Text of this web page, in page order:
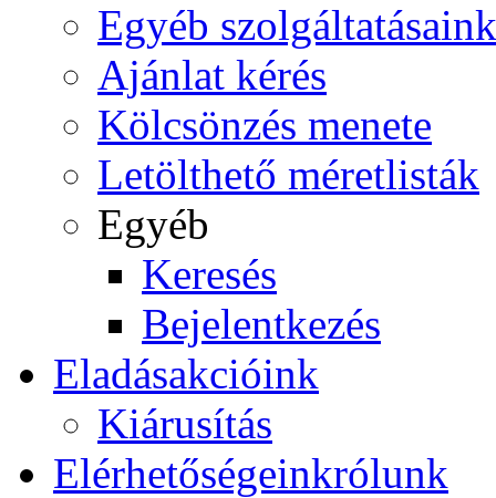
Egyéb szolgáltatásaink
Ajánlat kérés
Kölcsönzés menete
Letölthető méretlisták
Egyéb
Keresés
Bejelentkezés
Eladásakcióink
Kiárusítás
Elérhetőségeinkrólunk